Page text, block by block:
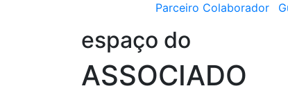
Parceiro Colaborador
espaço do
ASSOCIADO